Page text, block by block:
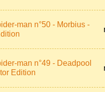
man n°50 - Morbius -
man n°49 - Deadpool
Edition